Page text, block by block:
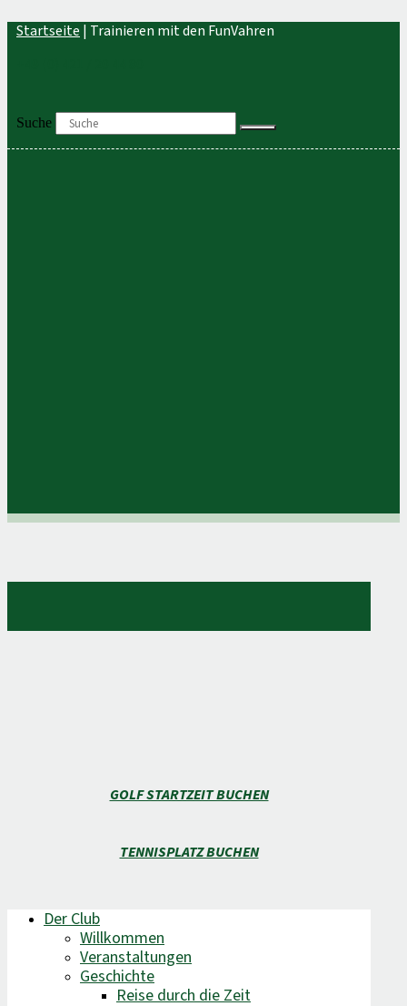
Inhalt
Startseite | Trainieren mit den FunVahren
Suche
GOLF STARTZEIT BUCHEN
TENNISPLATZ BUCHEN
Der Club
Willkommen
Veranstaltungen
Geschichte
Reise durch die Zeit